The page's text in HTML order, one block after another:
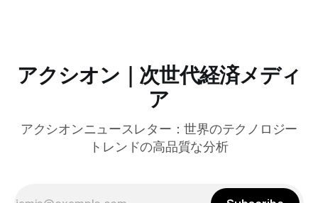
アクシオン｜次世代経済メディ
ア
アクシオンニュースレター：世界のテクノロジー
トレンドの高品質な分析